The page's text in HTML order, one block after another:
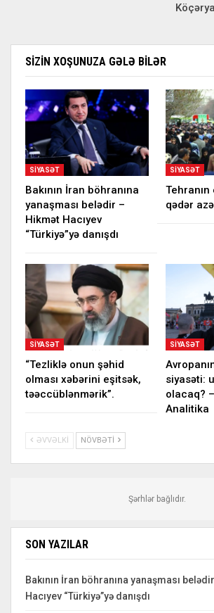
SIZIN XOŞUNUZA GƏLƏ BILƏR
SIYASƏT
Bakının İran böhranına
yanaşması belədir –
Hikmət Hacıyev
“Türkiyə”yə danışdı
SIYASƏT
qədər
SIYASƏT
“Tezliklə onun şəhid
olması xəbərini eşitsək,
təəccüblənmərik”.
SIYASƏT
siyasəti:
olacaq?
Analitika
ƏVVƏLKI NÖVBƏTI
Şərhlər bağlıdır.
SON YAZILAR
Bakının İran böhranına yanaşması
Hacıyev “Türkiyə”yə danışdı